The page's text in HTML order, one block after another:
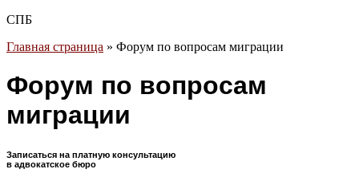
СПБ
Главная страница » Форум по вопросам миграции
Форум по вопросам
миграции
Записаться на платную консультацию
в адвокатское бюро